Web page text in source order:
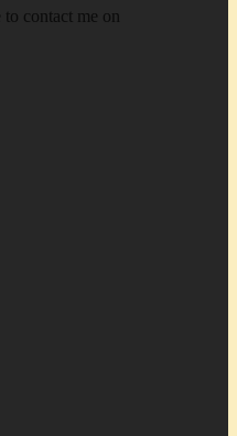
to contact me on